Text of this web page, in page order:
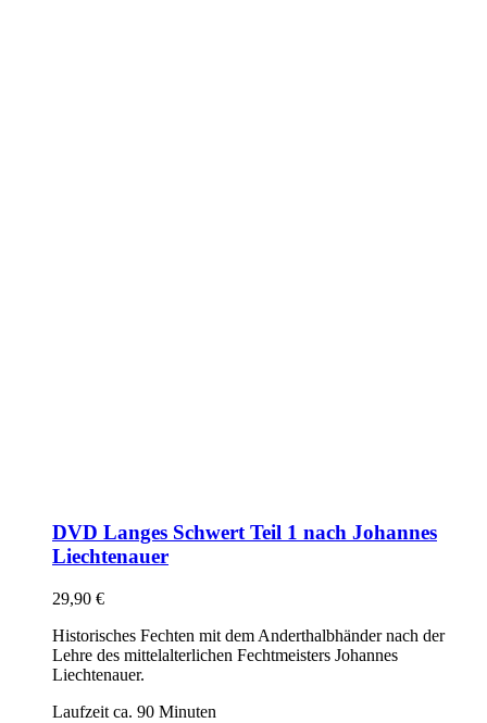
DVD Langes Schwert Teil 1 nach Johannes
Liechtenauer
29,90 €
Historisches Fechten mit dem Anderthalbhänder nach der
Lehre des mittelalterlichen Fechtmeisters Johannes
Liechtenauer.
Laufzeit ca. 90 Minuten